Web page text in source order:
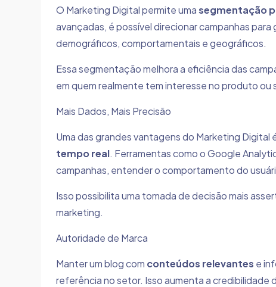
O Marketing Digital permite umasegmentação
avançadas, é possível direcionar campanhas
demográficos, comportamentais e geográficos.
Essa segmentação melhora a eficiência das
em quem realmente tem interesse no produto ou
Mais Dados, Mais Precisão
Uma das grandes vantagens do Marketing Digital
tempo real. Ferramentas como o Google
campanhas, entender o comportamento do
Isso possibilita uma tomada de decisão mais
marketing.
Autoridade de Marca
Manter um blog com conteúdos relevantes e
referência no setor. Isso aumenta a credibilidade